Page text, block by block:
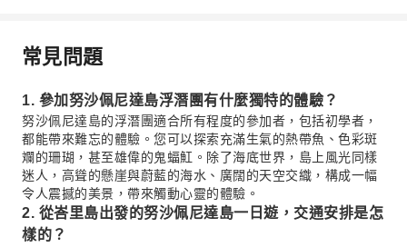
常見問題
1. 參加努沙佩尼達島浮潛團有什麼獨特的體驗？
努沙佩尼達島的浮潛團適合所有程度的參加者，包括初學者，
都能帶來難忘的體驗。您可以探索充滿生氣的熱帶魚、色彩斑
斕的珊瑚，甚至雄偉的鬼蝠魟。除了海底世界，島上風光同樣
迷人，高聳的懸崖與蔚藍的海水、廣闊的天空交織，構成一幅
令人震撼的美景，帶來觸動心靈的體驗。
2. 從峇里島出發的努沙佩尼達島一日遊，交通安排是怎
樣的？